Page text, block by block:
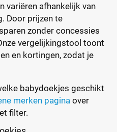
variëren afhankelijk van
Door prijzen te
zonder concessies
vergelijkingstool toont
en kortingen, zodat je
babydoekjes geschikt
merken pagina over
filter.